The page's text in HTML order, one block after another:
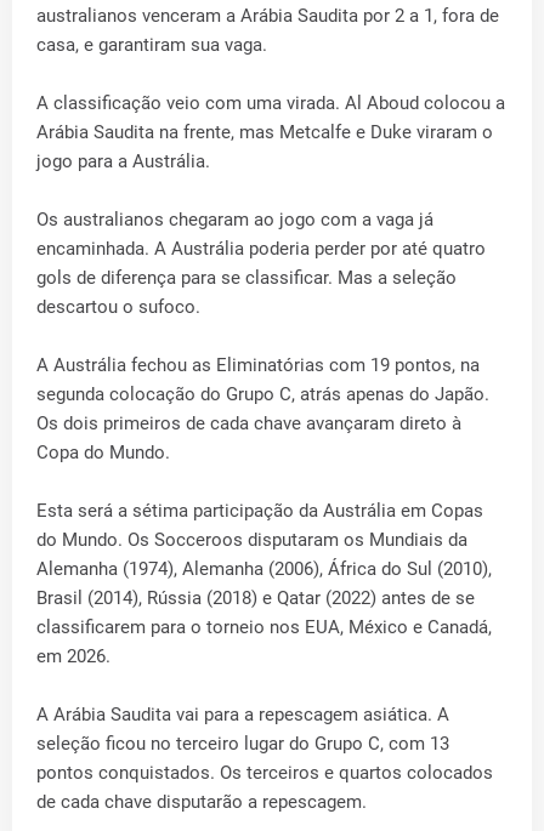
australianos venceram a Arábia Saudita por 2 a 1, fora de
casa, e garantiram sua vaga.
A classificação veio com uma virada. Al Aboud colocou a
Arábia Saudita na frente, mas Metcalfe e Duke viraram o
jogo para a Austrália.
Os australianos chegaram ao jogo com a vaga já
encaminhada. A Austrália poderia perder por até quatro
gols de diferença para se classificar. Mas a seleção
descartou o sufoco.
A Austrália fechou as Eliminatórias com 19 pontos, na
segunda colocação do Grupo C, atrás apenas do Japão.
Os dois primeiros de cada chave avançaram direto à
Copa do Mundo.
Esta será a sétima participação da Austrália em Copas
do Mundo. Os Socceroos disputaram os Mundiais da
Alemanha (1974), Alemanha (2006), África do Sul (2010),
Brasil (2014), Rússia (2018) e Qatar (2022) antes de se
classificarem para o torneio nos EUA, México e Canadá,
em 2026.
A Arábia Saudita vai para a repescagem asiática. A
seleção ficou no terceiro lugar do Grupo C, com 13
pontos conquistados. Os terceiros e quartos colocados
de cada chave disputarão a repescagem.